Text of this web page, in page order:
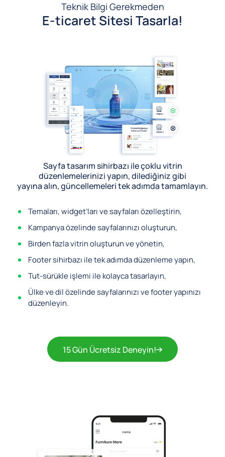
Teknik Bilgi Gerekmeden
E-ticaret Sitesi Tasarla!
Sayfa tasarım sihirbazı ile çoklu vitrin
düzenlemelerinizi yapın, dilediğiniz gibi
yayına alın, güncellemeleri tek adımda tamamlayın.
Temaları, widget’ları ve sayfaları özelleştirin,
Kampanya özelinde sayfalarınızı oluşturun,
Birden fazla vitrin oluşturun ve yönetin,
Footer sihirbazı ile tek adımda düzenleme yapın,
Tut-sürükle işlemi ile kolayca tasarlayın,
Ülke ve dil özelinde sayfalarınızı ve footer yapınızı
düzenleyin.
15 Gün Ücretsiz Deneyin!